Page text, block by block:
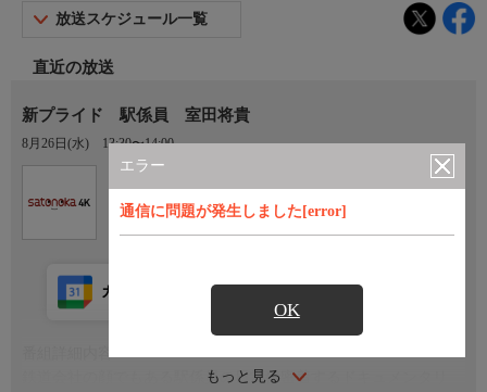
エラー
通信に問題が発生しました[error]
OK
放送スケジュール一覧
直近の放送
新プライド 駅係員 室田将貴
8月26日(水) 13:30〜14:00
もっと見る
カレンダー登録 アプリ視聴
鉄道会社の顔でもある駅係員の日常に密着するドキュメンタリ